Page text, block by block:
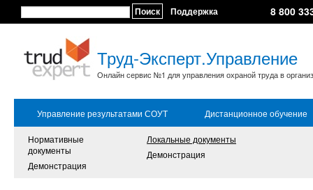
Поиск Поддержка 8 800
Труд-Эксперт.Управление
Онлайн сервис №1 для управления охраной труда в
Управление результатами СОУТ Дистанционное обучение
Нормативные
документы
Демонстрация
Локальные документы
Демонстрация